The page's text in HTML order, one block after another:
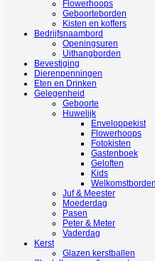
Flowerhoops
Geboorteborden
Kisten en koffers
Bedrijfsnaambord
Openingsuren
Uithangborden
Bevestiging
Dierenpenningen
Eten en Drinken
Gelegenheid
Geboorte
Huwelijk
Enveloppekist
Flowerhoops
Fotokisten
Gastenboek
Geloften
Kids
Welkomstborden
Juf & Meester
Moederdag
Pasen
Peter & Meter
Vaderdag
Kerst
Glazen kerstballen